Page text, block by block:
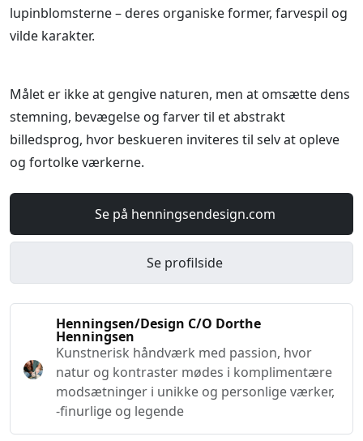
lupinblomsterne – deres organiske former, farvespil og
vilde karakter.
Målet er ikke at gengive naturen, men at omsætte dens
stemning, bevægelse og farver til et abstrakt
billedsprog, hvor beskueren inviteres til selv at opleve
og fortolke værkerne.
Se på henningsendesign.com
Se profilside
Henningsen/Design C/O Dorthe
Henningsen
Kunstnerisk håndværk med passion, hvor
natur og kontraster mødes i komplimentære
modsætninger i unikke og personlige værker,
-finurlige og legende